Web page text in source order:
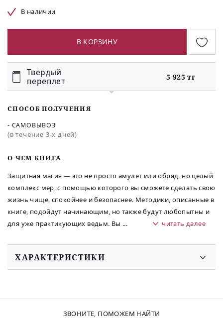
O ЧЕМ КНИГА
Защитная магия — это не просто амулет или обряд, но целый
комплекс мер, с помощью которого вы сможете сделать свою
жизнь чище, спокойнее и безопаснее. Методики, описанные в
книге, подойдут начинающим, но также будут любопытны и
для уже практикующих ведьм. Вы ... читать далее
В наличии
В КОРЗИНУ
Твердый
переплет
5 925 тг
СПОСОБ ПОЛУЧЕНИЯ
- САМОВЫВОЗ
(в течение 3-х дней)
ХАРАКТЕРИСТИКИ
ЗВОНИТЕ, ПОМОЖЕМ НАЙТИ